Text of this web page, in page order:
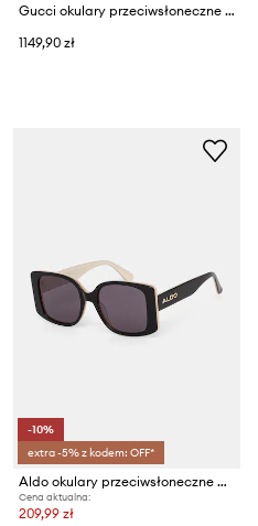
Gucci okulary przeciwsłoneczne damskie
1149,90 zł
-10%
extra -5% z kodem: OFF*
Aldo okulary przeciwsłoneczne damskie VALERIE-B
Cena aktualna:
209,99 zł